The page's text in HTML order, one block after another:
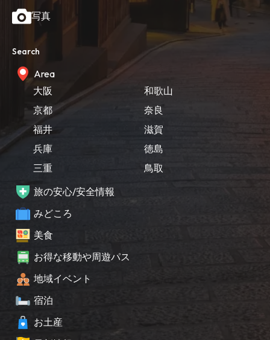
写真
Search
Area
大阪
京都
福井
兵庫
三重
和歌山
奈良
滋賀
徳島
鳥取
旅の安心/安全情報
みどころ
美食
お得な移動や周遊パス
地域イベント
宿泊
お土産